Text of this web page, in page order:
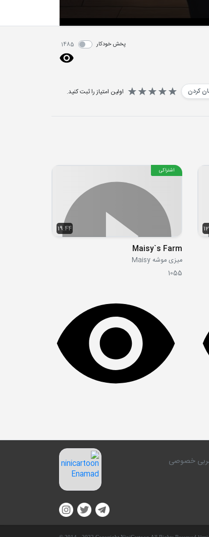
پخش خودکار 1485
کردن اولین امتیاز را ثبت کنید.
19:44
اشتراکی
Maisy`s Farm
میزی موشه Maisy
1055
مربی خصوصی